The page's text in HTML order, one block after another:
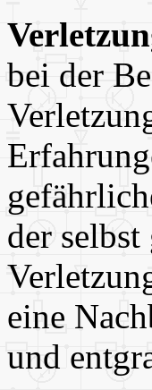
bei der
der
eine
und